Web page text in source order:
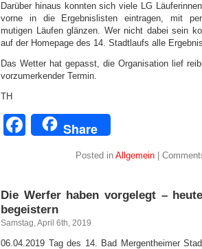
Darüber hinaus konnten sich viele LG
vorne in die Ergebnislisten eintragen, mit
mutigen Läufen glänzen. Wer nicht dabei sein
auf der Homepage des 14. Stadtlaufs alle
Das Wetter hat gepasst, die Organisation lief
vorzumerkender Termin.
TH
Facebook
Share
Posted in Allgemein|
Die Werfer haben vorgelegt –
begeistern
Samstag, April 6th, 2019
06.04.2019 Tag des 14. Bad Mergentheimer